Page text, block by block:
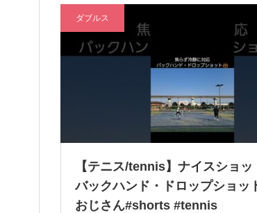
ダブルス
【テニス/tennis】ナイスショ
バックハンド・ドロップショッ
おじさん#shorts #tennis